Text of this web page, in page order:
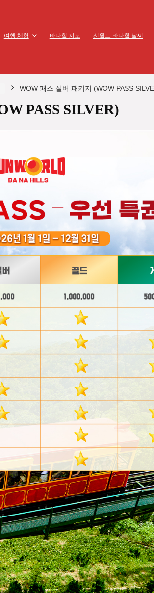
여행 체험 바나힐 지도 선월드 바나힐 날씨
WOW 패스 실버 패키지 (WOW PASS
PASS SILVER)